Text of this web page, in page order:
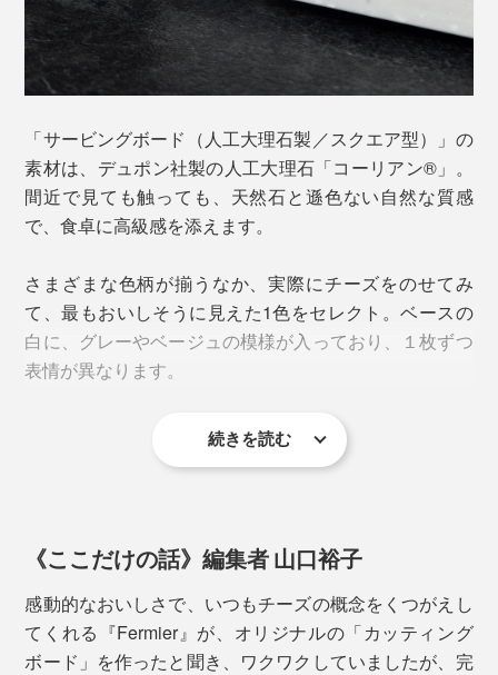
全体のプロデュース・デザインに、プロダクトデザイナ
ーの横関 亮太氏を起用。生産は、モダンな木工クラフ
トで知られる、北海道・旭川の「ササキ工芸」に依頼。
手間ひまを惜しまず、品質を最大化する「クラフツマン
シップ」を共有する最高のマッチングが実現。約1年か
けて形にしました。
写真左上／「ササキ工芸」で打ち合わせ 右上／北海道・旭川の「ササキ工
芸」 右上／左下／最終サンプルと３Dプリンタによる試作品 右下／レーザー
刻印の色サンプル
「サービングボード（人工大理石製／スクエア型）」の
素材は、デュポン社製の人工大理石「コーリアン®」。
間近で見ても触っても、天然石と遜色ない自然な質感
で、食卓に高級感を添えます。
さまざまな色柄が揃うなか、実際にチーズをのせてみ
て、最もおいしそうに見えた1色をセレクト。ベースの
白に、グレーやベージュの模様が入っており、１枚ずつ
表情が異なります。
続きを読む
《ここだけの話》編集者 山口裕子
感動的なおいしさで、いつもチーズの概念をくつがえし
てくれる『Fermier』が、オリジナルの「カッティング
ボード」を作ったと聞き、ワクワクしていましたが、完